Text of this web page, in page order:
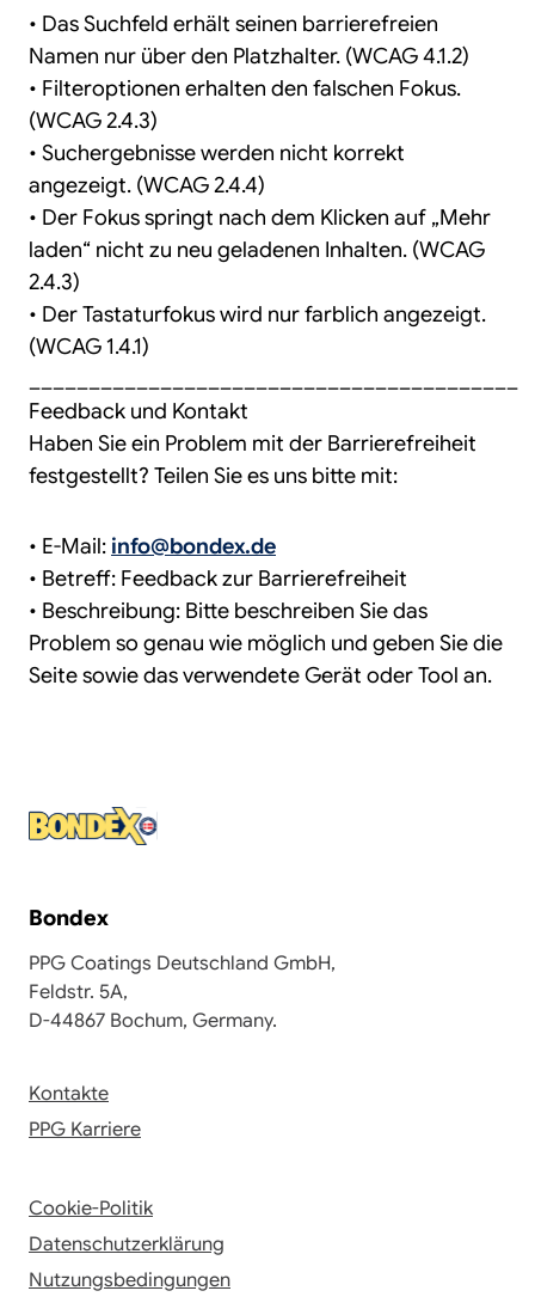
• Das Suchfeld erhält seinen barrierefreien
Namen nur über den Platzhalter. (WCAG 4.1.2)
• Filteroptionen erhalten den falschen Fokus.
(WCAG 2.4.3)
• Suchergebnisse werden nicht korrekt
angezeigt. (WCAG 2.4.4)
• Der Fokus springt nach dem Klicken auf „Mehr
laden“ nicht zu neu geladenen Inhalten. (WCAG
2.4.3)
• Der Tastaturfokus wird nur farblich angezeigt.
(WCAG 1.4.1)
Feedback und Kontakt
Haben Sie ein Problem mit der Barrierefreiheit
festgestellt? Teilen Sie es uns bitte mit:
• E-Mail: info@bondex.de
• Betreff: Feedback zur Barrierefreiheit
• Beschreibung: Bitte beschreiben Sie das
Problem so genau wie möglich und geben Sie die
Seite sowie das verwendete Gerät oder Tool an.
Bondex
PPG Coatings Deutschland GmbH,
Feldstr. 5A,
D-44867 Bochum, Germany.
Kontakte
PPG Karriere
Cookie-Politik
Datenschutzerklärung
Nutzungsbedingungen